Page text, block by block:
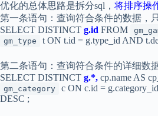
优化的总体思路是拆分sql， 将排序操
第一条语句：查询符合条件的数据，
SELECT DISTINCT g.id FROM
gm_type t ON t.id = g.type_id AND
第二条语句：查询符合条件的详细数
SELECT DISTINCT g.*, cp.name AS
gm_category c ON c.id =
DESC ;